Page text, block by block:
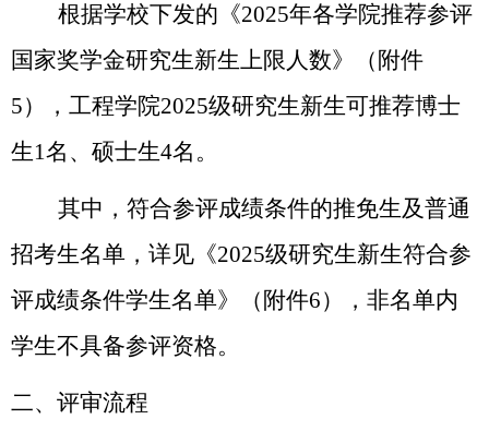
根据学校下发的《2025年各学院推荐参评
国家奖学金研究生新生上限人数》（附件
5），工程学院2025级研究生新生可推荐博士
生1名、硕士生4名。
其中，符合参评成绩条件的推免生及普通
招考生名单，详见《2025级研究生新生符合参
评成绩条件学生名单》（附件6），非名单内
学生不具备参评资格。
二、评审流程